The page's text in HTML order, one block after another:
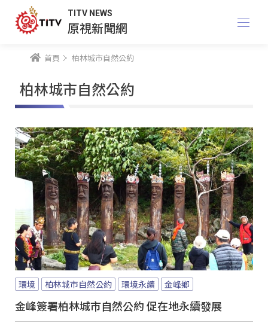
TITV NEWS
原視新聞網
首頁 柏林城市自然公約
柏林城市自然公約
環境 柏林城市自然公約 環境永續 金峰鄉
金峰簽署柏林城市自然公約 促在地永續發展